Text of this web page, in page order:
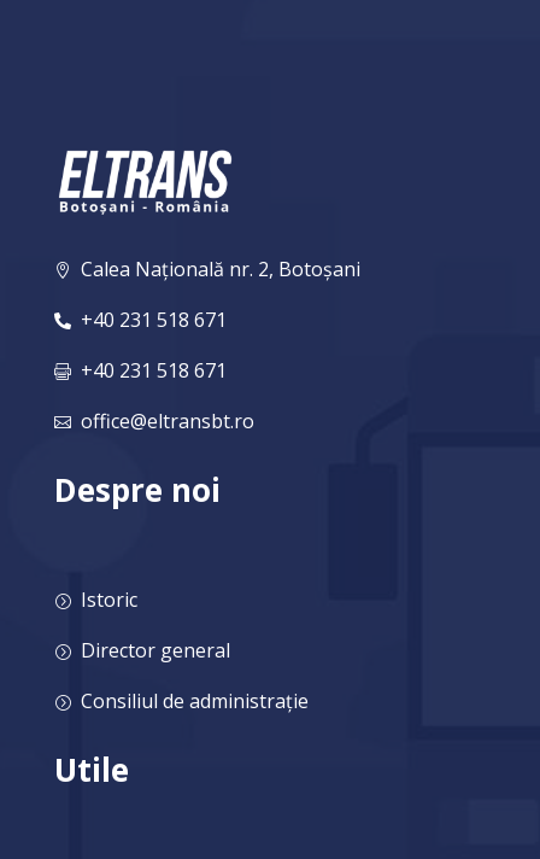
 Calea Națională nr. 2, Botoșani
 +40 231 518 671
 +40 231 518 671
 office@eltransbt.ro
Despre noi
= Istoric
= Director general
= Consiliul de administrație
Utile